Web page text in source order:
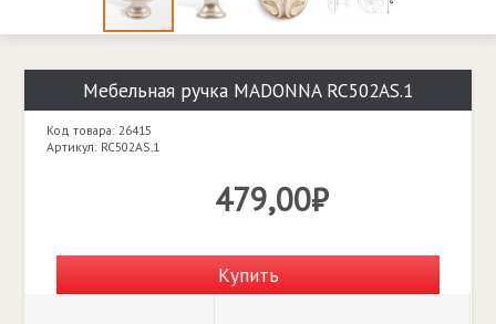
Мебельная ручка MADONNA RC502AS.1
Код товара: 26415
Артикул: RC502AS.1
479,00₽
Купить